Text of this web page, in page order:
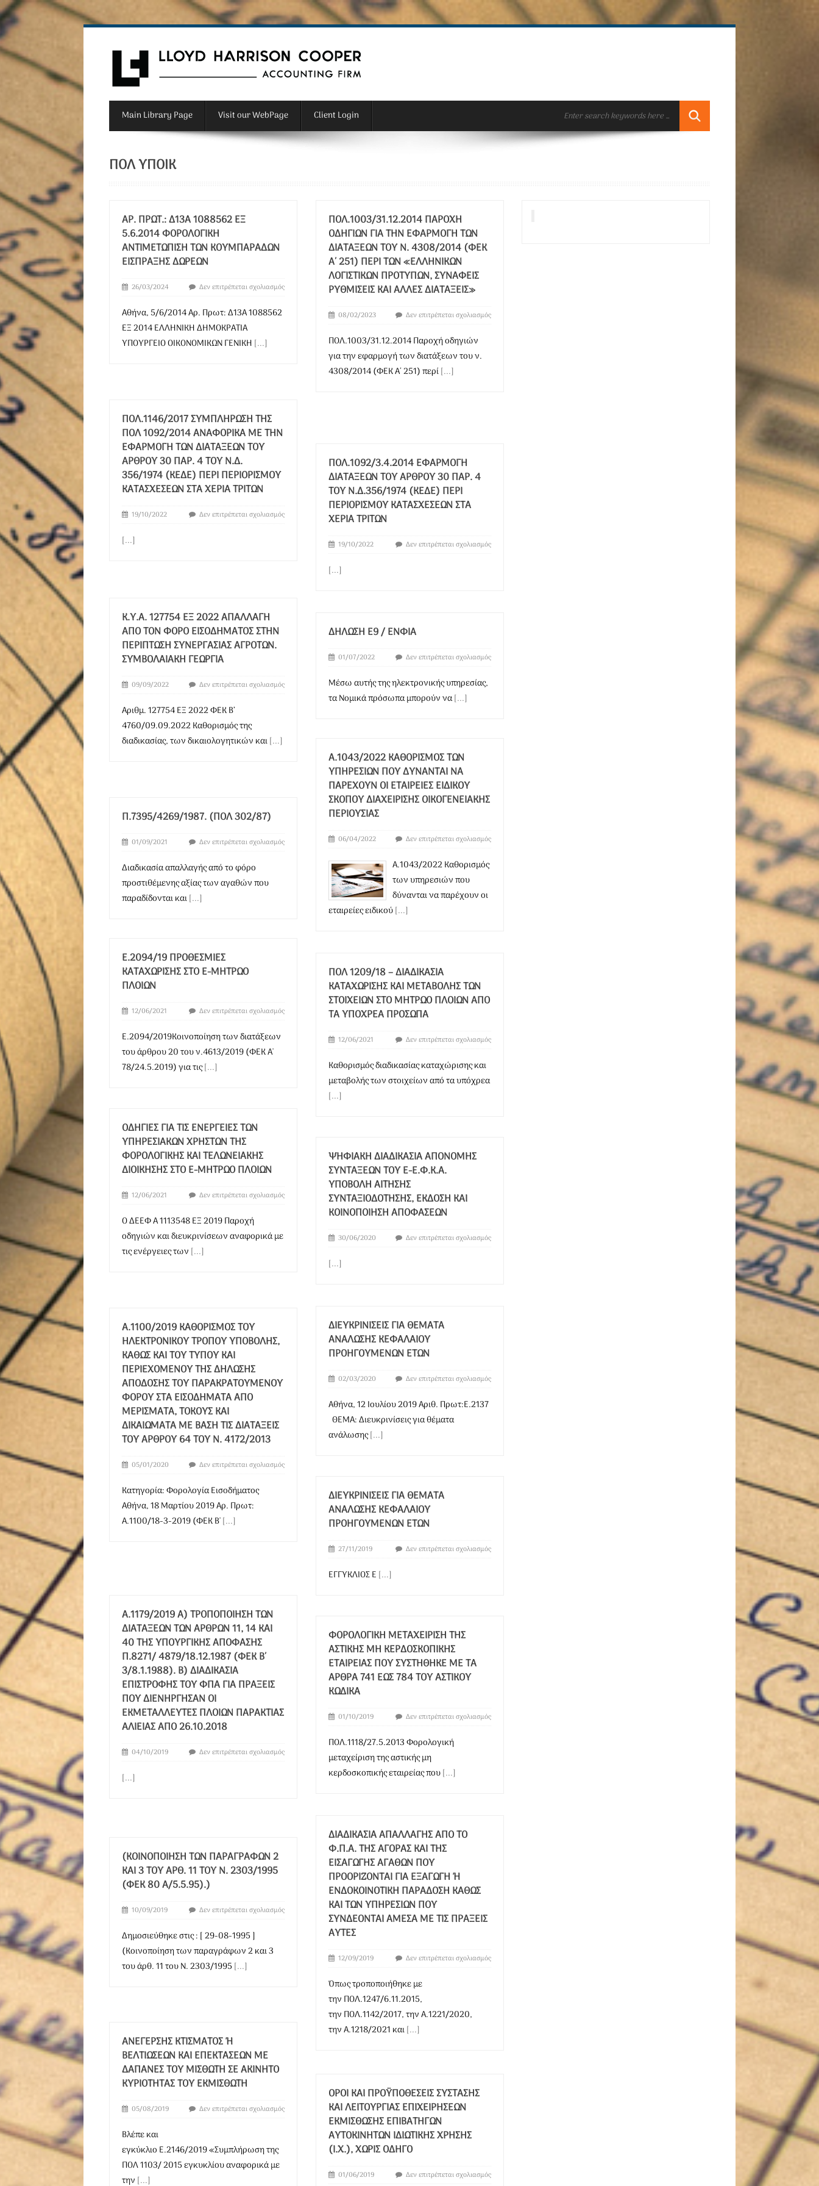
Main Library Page Visit our WebPage Client Login
ΠΟΛ ΥΠΟΙΚ
ΑΡ. ΠΡΩΤ.: Δ13Α 1088562 ΕΞ
5.6.2014 ΦΟΡΟΛΟΓΙΚΉ
ΑΝΤΙΜΕΤΏΠΙΣΗ ΤΩΝ ΚΟΥΜΠΑΡΆΔΩΝ
ΕΊΣΠΡΑΞΗΣ ΔΩΡΕΏΝ
26/03/2024 Δεν επιτρέπεται σχολιασμός
Αθήνα, 5/6/2014 Αρ. Πρωτ: Δ13Α 1088562
ΕΞ 2014 ΕΛΛΗΝΙΚΗ ΔΗΜΟΚΡΑΤΙΑ
ΥΠΟΥΡΓΕΙΟ ΟΙΚΟΝΟΜΙΚΩΝ ΓΕΝΙΚΗ [...]
ΠΟΛ.1003/31.12.2014 ΠΑΡΟΧΉ
ΟΔΗΓΙΏΝ ΓΙΑ ΤΗΝ ΕΦΑΡΜΟΓΉ ΤΩΝ
ΔΙΑΤΆΞΕΩΝ ΤΟΥ Ν. 4308/2014 (ΦΕΚ
Α΄ 251) ΠΕΡΊ ΤΩΝ «ΕΛΛΗΝΙΚΏΝ
ΛΟΓΙΣΤΙΚΏΝ ΠΡΟΤΎΠΩΝ, ΣΥΝΑΦΕΊΣ
ΡΥΘΜΊΣΕΙΣ ΚΑΙ ΆΛΛΕΣ ΔΙΑΤΆΞΕΙΣ»
08/02/2023 Δεν επιτρέπεται σχολιασμός
ΠΟΛ.1003/31.12.2014 Παροχή οδηγιών
για την εφαρμογή των διατάξεων του ν.
4308/2014 (ΦΕΚ Α΄ 251) περί[...]
ΠΟΛ.1146/2017 ΣΥΜΠΛΉΡΩΣΗ ΤΗΣ
ΠΟΛ 1092/2014 ΑΝΑΦΟΡΙΚΆ ΜΕ ΤΗΝ
ΕΦΑΡΜΟΓΉ ΤΩΝ ΔΙΑΤΆΞΕΩΝ ΤΟΥ
ΆΡΘΡΟΥ 30 ΠΑΡ. 4 ΤΟΥ Ν.Δ.
356/1974 (ΚΕΔΕ) ΠΕΡΊ ΠΕΡΙΟΡΙΣΜΟΎ
ΚΑΤΑΣΧΈΣΕΩΝ ΣΤΑ ΧΈΡΙΑ ΤΡΊΤΩΝ
19/10/2022 Δεν επιτρέπεται σχολιασμός
[...]
ΠΟΛ.1092/3.4.2014 ΕΦΑΡΜΟΓΉ
ΔΙΑΤΆΞΕΩΝ ΤΟΥ ΆΡΘΡΟΥ 30 ΠΑΡ. 4
ΤΟΥ Ν.Δ.356/1974 (ΚΕΔΕ) ΠΕΡΊ
ΠΕΡΙΟΡΙΣΜΟΎ ΚΑΤΑΣΧΈΣΕΩΝ ΣΤΑ
ΧΈΡΙΑ ΤΡΊΤΩΝ
19/10/2022 Δεν επιτρέπεται σχολιασμός
[...]
Κ.Υ.Α. 127754 ΕΞ 2022 ΑΠΑΛΛΑΓΉ
ΑΠΌ ΤΟΝ ΦΌΡΟ ΕΙΣΟΔΉΜΑΤΟΣ ΣΤΗΝ
ΠΕΡΊΠΤΩΣΗ ΣΥΝΕΡΓΑΣΊΑΣ ΑΓΡΟΤΏΝ.
ΣΥΜΒΟΛΑΙΑΚΉ ΓΕΩΡΓΊΑ
09/09/2022 Δεν επιτρέπεται σχολιασμός
Αριθμ. 127754 ΕΞ 2022 ΦΕΚ B’
4760/09.09.2022 Καθορισμός της
διαδικασίας, των δικαιολογητικών και[...]
ΔΉΛΩΣΗ Ε9 / ΕΝΦΙΑ
01/07/2022 Δεν επιτρέπεται σχολιασμός
Μέσω αυτής της ηλεκτρονικής υπηρεσίας,
τα Νομικά πρόσωπα μπορούν να[...]
Α.1043/2022 ΚΑΘΟΡΙΣΜΌΣ ΤΩΝ
ΥΠΗΡΕΣΙΏΝ ΠΟΥ ΔΎΝΑΝΤΑΙ ΝΑ
ΠΑΡΈΧΟΥΝ ΟΙ ΕΤΑΙΡΕΊΕΣ ΕΙΔΙΚΟΎ
ΣΚΟΠΟΎ ΔΙΑΧΕΊΡΙΣΗΣ ΟΙΚΟΓΕΝΕΙΑΚΉΣ
ΠΕΡΙΟΥΣΊΑΣ
06/04/2022 Δεν επιτρέπεται σχολιασμός
Α.1043/2022 Καθορισμός
των υπηρεσιών που
δύνανται να παρέχουν οι
εταιρείες ειδικού[...]
Π.7395/4269/1987. (ΠΟΛ 302/87)
01/09/2021 Δεν επιτρέπεται σχολιασμός
Διαδικασία απαλλαγής από το φόρο
προστιθέμενης αξίας των αγαθών που
παραδίδονται και[...]
Ε.2094/19 ΠΡΟΘΕΣΜΊΕΣ
ΚΑΤΑΧΏΡΙΣΗΣ ΣΤΟ E-ΜΗΤΡΏΟ
ΠΛΟΊΩΝ
12/06/2021 Δεν επιτρέπεται σχολιασμός
Ε.2094/2019Κοινοποίηση των διατάξεων
του άρθρου 20 του ν.4613/2019 (ΦΕΚ Α'
78/24.5.2019) για τις[...]
ΠΟΛ 1209/18 – ΔΙΑΔΙΚΑΣΊΑ
ΚΑΤΑΧΏΡΙΣΗΣ ΚΑΙ ΜΕΤΑΒΟ­ΛΉΣ ΤΩΝ
ΣΤΟΙΧΕΊΩΝ ΣΤΟ ΜΗΤΡΏΟ ΠΛΟΊΩΝ ΑΠΌ
ΤΑ ΥΠΌΧΡΕΑ ΠΡΌΣΩΠΑ
12/06/2021 Δεν επιτρέπεται σχολιασμός
Καθορισμός διαδικασίας καταχώρισης και
μεταβο­λής των στοιχείων από τα υπόχρεα
[...]
ΟΔΗΓΊΕΣ ΓΙΑ ΤΙΣ ΕΝΈΡΓΕΙΕΣ ΤΩΝ
ΥΠΗΡΕΣΙΑΚΏΝ ΧΡΗΣΤΏΝ ΤΗΣ
ΦΟΡΟΛΟΓΙΚΉΣ ΚΑΙ ΤΕΛΩΝΕΙΑΚΉΣ
ΔΙΟΊΚΗΣΗΣ ΣΤΟ E-ΜΗΤΡΏΟ ΠΛΟΊΩΝ
12/06/2021 Δεν επιτρέπεται σχολιασμός
Ο ΔΕΕΦ Α 1113548 ΕΞ 2019 Παροχή
οδηγιών και διευκρινίσεων αναφορικά με
τις ενέργειες των [...]
ΨΗΦΙΑΚΉ ΔΙΑΔΙΚΑΣΊΑ ΑΠΟΝΟΜΉΣ
ΣΥΝΤΆΞΕΩΝ ΤΟΥ E-Ε.Φ.Κ.Α.
ΥΠΟΒΟΛΉ ΑΊΤΗΣΗΣ
ΣΥΝΤΑΞΙΟΔΌΤΗΣΗΣ, ΈΚΔΟΣΗ ΚΑΙ
ΚΟΙΝΟΠΟΊΗΣΗ ΑΠΟΦΆΣΕΩΝ
30/06/2020 Δεν επιτρέπεται σχολιασμός
[...]
ΔΙΕΥΚΡΙΝΊΣΕΙΣ ΓΙΑ ΘΈΜΑΤΑ
ΑΝΆΛΩΣΗΣ ΚΕΦΑΛΑΊΟΥ
ΠΡΟΗΓΟΎΜΕΝΩΝ ΕΤΏΝ
02/03/2020 Δεν επιτρέπεται σχολιασμός
Αθήνα, 12 Ιουλίου 2019 Αριθ. Πρωτ:Ε.2137
ΘΕΜΑ: Διευκρινίσεις για θέματα
ανάλωσης[...]
Α.1100/2019 ΚΑΘΟΡΙΣΜΌΣ ΤΟΥ
ΗΛΕΚΤΡΟΝΙΚΟΎ ΤΡΌΠΟΥ ΥΠΟΒΟΛΉΣ,
ΚΑΘΏΣ ΚΑΙ ΤΟΥ ΤΎΠΟΥ ΚΑΙ
ΠΕΡΙΕΧΟΜΈΝΟΥ ΤΗΣ ΔΉΛΩΣΗΣ
ΑΠΌΔΟΣΗΣ ΤΟΥ ΠΑΡΑΚΡΑΤΟΎΜΕΝΟΥ
ΦΌΡΟΥ ΣΤΑ ΕΙΣΟΔΉΜΑΤΑ ΑΠΌ
ΜΕΡΊΣΜΑΤΑ, ΤΌΚΟΥΣ ΚΑΙ
ΔΙΚΑΙΏΜΑΤΑ ΜΕ ΒΆΣΗ ΤΙΣ ΔΙΑΤΆΞΕΙΣ
ΤΟΥ ΆΡΘΡΟΥ 64 ΤΟΥ Ν. 4172/2013
05/01/2020 Δεν επιτρέπεται σχολιασμός
Κατηγορία: Φορολογία Εισοδήματος
Αθήνα, 18 Μαρτίου 2019 Αρ. Πρωτ:
Α.1100/18-3-2019 (ΦΕΚ Β'[...]
ΔΙΕΥΚΡΙΝΊΣΕΙΣ ΓΙΑ ΘΈΜΑΤΑ
ΑΝΆΛΩΣΗΣ ΚΕΦΑΛΑΊΟΥ
ΠΡΟΗΓΟΎΜΕΝΩΝ ΕΤΏΝ
27/11/2019 Δεν επιτρέπεται σχολιασμός
ΕΓΓΥΚΛΙΟΣ Ε [...]
Α.1179/2019 Α) ΤΡΟΠΟΠΟΊΗΣΗ ΤΩΝ
ΔΙΑΤΆΞΕΩΝ ΤΩΝ ΆΡΘΡΩΝ 11, 14 ΚΑΙ
40 ΤΗΣ ΥΠΟΥΡΓΙΚΉΣ ΑΠΌΦΑΣΗΣ
Π.8271/ 4879/18.12.1987 (ΦΕΚ Β΄
3/8.1.1988). Β) ΔΙΑΔΙΚΑΣΊΑ
ΕΠΙΣΤΡΟΦΉΣ ΤΟΥ ΦΠΑ ΓΙΑ ΠΡΆΞΕΙΣ
ΠΟΥ ΔΙΕΝΉΡΓΗΣΑΝ ΟΙ
ΕΚΜΕΤΑΛΛΕΥΤΈΣ ΠΛΟΊΩΝ ΠΑΡΆΚΤΙΑΣ
ΑΛΙΕΊΑΣ ΑΠΌ 26.10.2018
04/10/2019 Δεν επιτρέπεται σχολιασμός
[...]
ΦΟΡΟΛΟΓΙΚΉ ΜΕΤΑΧΕΊΡΙΣΗ ΤΗΣ
ΑΣΤΙΚΉΣ ΜΗ ΚΕΡΔΟΣΚΟΠΙΚΉΣ
ΕΤΑΙΡΕΊΑΣ ΠΟΥ ΣΥΣΤΉΘΗΚΕ ΜΕ ΤΑ
ΆΡΘΡΑ 741 ΈΩΣ 784 ΤΟΥ ΑΣΤΙΚΟΎ
ΚΏΔΙΚΑ
01/10/2019 Δεν επιτρέπεται σχολιασμός
ΠΟΛ.1118/27.5.2013 Φορολογική
μεταχείριση της αστικής μη
κερδοσκοπικής εταιρείας που[...]
ΔΙΑΔΙΚΑΣΊΑ ΑΠΑΛΛΑΓΉΣ ΑΠΌ ΤΟ
Φ.Π.Α. ΤΗΣ ΑΓΟΡΆΣ ΚΑΙ ΤΗΣ
ΕΙΣΑΓΩΓΉΣ ΑΓΑΘΏΝ ΠΟΥ
ΠΡΟΟΡΊΖΟΝΤΑΙ ΓΙΑ ΕΞΑΓΩΓΉ Ή Ε
ΝΔΟΚΟΙΝΟΤΙΚΉ ΠΑΡΆΔΟΣΗ ΚΑΘΏΣ Κ
ΑΙ ΤΩΝ ΥΠΗΡΕΣΙΏΝ ΠΟΥ Σ
ΥΝΔΈΟΝΤΑΙ ΆΜΕΣΑ ΜΕ ΤΙΣ ΠΡΆΞΕΙΣ Α
ΥΤΈΣ
12/09/2019 Δεν επιτρέπεται σχολιασμός
Όπως τροποποιήθηκε με
την ΠΟΛ.1247/6.11.2015,
την ΠΟΛ.1142/2017, την Α.1221/2020,
την Α.1218/2021 και[...]
(ΚΟΙΝΟΠΟΊΗΣΗ ΤΩΝ ΠΑΡΑΓΡΆΦΩΝ 2
ΚΑΙ 3 ΤΟΥ ΆΡΘ. 11 ΤΟΥ Ν. 2303/1995
(ΦΕΚ 80 Α/5.5.95).)
10/09/2019 Δεν επιτρέπεται σχολιασμός
Δημοσιεύθηκε στις : [ 29-08-1995 ]
(Κοινοποίηση των παραγράφων 2 και 3
του άρθ. 11 του Ν. 2303/1995 [...]
ΑΝΈΓΕΡΣΗΣ ΚΤΊΣΜΑΤΟΣ Ή Β
ΕΛΤΙΏΣΕΩΝ ΚΑΙ ΕΠΕΚΤΆΣΕΩΝ ΜΕ Δ
ΑΠΆΝΕΣ ΤΟΥ ΜΙΣΘΩΤΉ ΣΕ ΑΚΊΝΗΤΟ Κ
ΥΡΙΌΤΗΤΑΣ ΤΟΥ ΕΚΜΙΣΘΩΤΉ
05/08/2019 Δεν επιτρέπεται σχολιασμός
Βλέπε και
εγκύκλιο Ε.2146/2019 «Συμπλήρωση της
ΠΟΛ 1103/ 2015 εγκυκλίου αναφορικά με
την [...]
ΌΡΟΙ ΚΑΙ ΠΡΟΫΠΟΘΈΣΕΙΣ ΣΎΣΤΑΣΗΣ
ΚΑΙ ΛΕΙΤΟΥΡΓΊΑΣ ΕΠΙΧΕΙΡΉΣΕΩΝ
ΕΚΜΊΣΘΩΣΗΣ ΕΠΙΒΑΤΗΓΏΝ
ΑΥΤΟΚΙΝΉΤΩΝ ΙΔΙΩΤΙΚΉΣ ΧΡΉΣΗΣ
(Ι.Χ.), ΧΩΡΊΣ ΟΔΗΓΌ
01/06/2019 Δεν επιτρέπεται σχολιασμός